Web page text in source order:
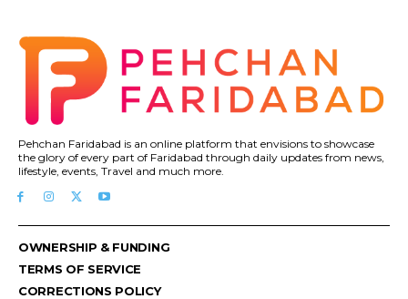
Pehchan Faridabad is an online platform that envisions to showcase
the glory of every part of Faridabad through daily updates from news,
lifestyle, events, Travel and much more.
OWNERSHIP & FUNDING
TERMS OF SERVICE
CORRECTIONS POLICY